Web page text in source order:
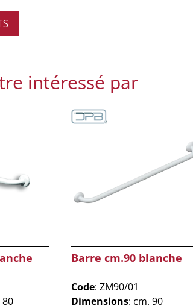
intéressé par
80
Barre cm.90 blanche
Code: ZM90/01
Dimensions: cm. 90